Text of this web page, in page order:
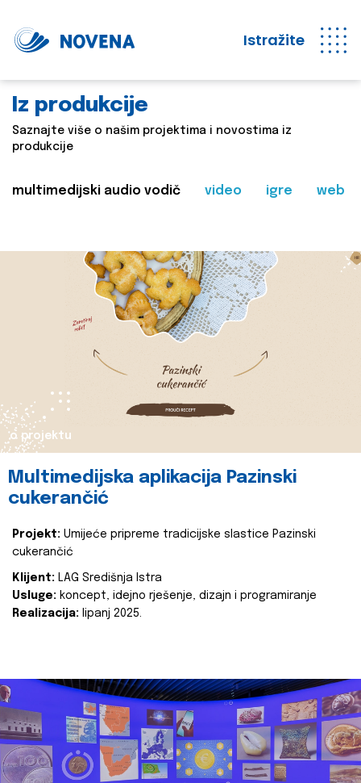
Istražite
Iz produkcije
Saznajte više o našim projektima i novostima iz
produkcije
multimedijski audio vodič video igre web
o projektu
Multimedijska aplikacija Pazinski
cukerančić
Projekt: Umijeće pripreme tradicijske slastice Pazinski
cukerančić
Klijent: LAG Središnja Istra
Usluge: koncept, idejno rješenje, dizajn i programiranje
Realizacija: lipanj 2025.